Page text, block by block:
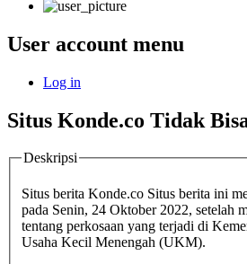
User account menu
Log in
Situs Konde.co Tidak
Deskripsi
Situs berita Konde.co Situs berita ini
pada Senin, 24 Oktober 2022, setelah
tentang perkosaan yang terjadi di
Usaha Kecil Menengah (UKM).